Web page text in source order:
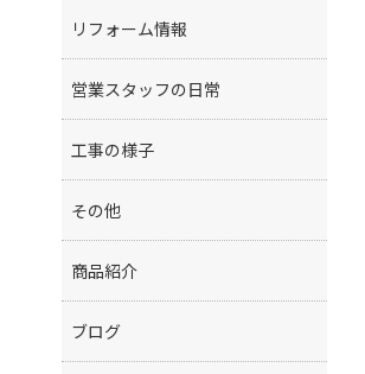
リフォーム情報
営業スタッフの日常
工事の様子
その他
商品紹介
ブログ